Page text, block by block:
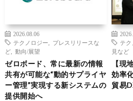
2026.08.06
テクノロジー
プレスリリースな
ど
動向/展望
ゼロボード、常に最新の情報
共有が可能な“動的サプライヤ
ー管理”実現する新システムの
提供開始へ
テク
見など
【現
効率
貿易